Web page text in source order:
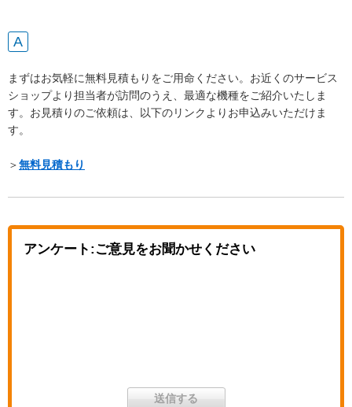
まずはお気軽に無料見積もりをご用命ください。お近くのサービス
ショップより担当者が訪問のうえ、最適な機種をご紹介いたしま
す。お見積りのご依頼は、以下のリンクよりお申込みいただけま
す。
＞無料見積もり
アンケート:ご意見をお聞かせください